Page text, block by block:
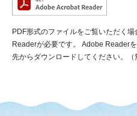
PDF形式のファイルをご覧いただく
Readerが必要です。
Adobe Reader
先からダウンロードしてください。（